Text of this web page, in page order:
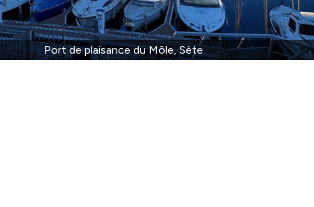
Port de plaisance du Môle, Sète